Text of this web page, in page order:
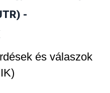
-
és válaszok
szereplő EU-s
is importál?
fogalmilag kizárt, hogy a
szereplő piaci szereplő
minősülhet.